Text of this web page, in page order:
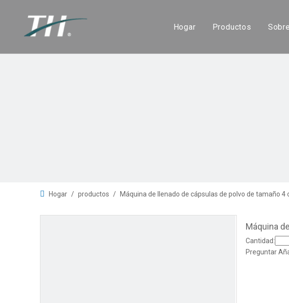
Hogar Productos
Hogar / productos / Máquina de llenado de cápsulas de polvo de tamaño 4
Máquina
Cantidad:
Preguntar